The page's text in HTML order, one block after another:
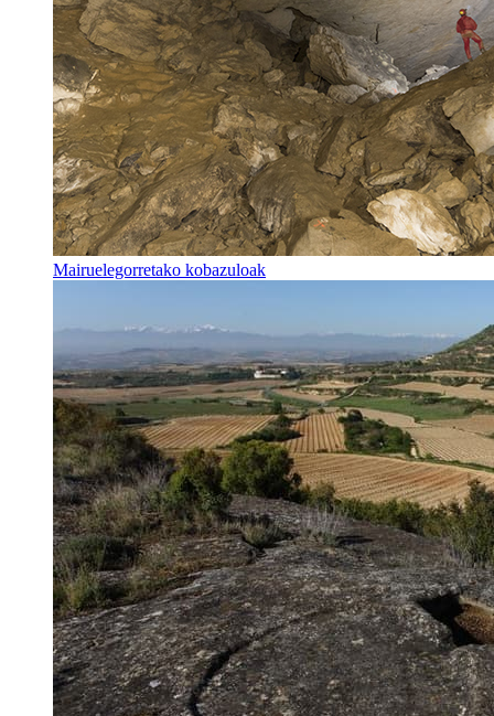
Mairuelegorretako kobazuloak